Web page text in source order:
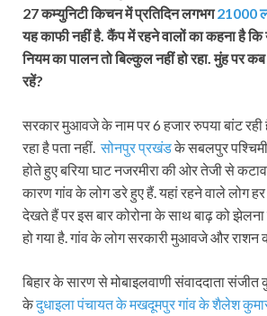
27 कम्युनिटी किचन में प्रतिदिन लगभग21000
यह काफी नहीं है. कैंप में रहने वालों का कहना है कि
नियम का पालन तो बिल्कुल नहीं हो रहा. मुंह पर
रहें?
सरकार मुआवजे के नाम पर 6 हजार रुपया बांट रही
रहा है पता नहीं.सोनपुर प्रखंडके सबलपुर
होते हुए बरिया घाट नजरमीरा की ओर तेजी से
कारण गांव के लोग डरे हुए हैं. यहां रहने वाले लोग
देखते हैं पर इस बार कोरोना के साथ बाढ़ को
हो गया है. गांव के लोग सरकारी मुआवजे और राशन
बिहार के सारण से मोबाइलवाणी संवाददाता
केदुधाइला पंचायत के मखदूमपुर गांव के शैलेश